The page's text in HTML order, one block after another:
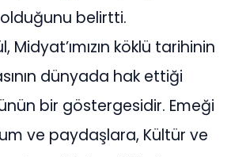
belirtti.
Midyat’ımızın köklü tarihinin
dünyada hak ettiği
bir göstergesidir. Emeği
ve paydaşlara, Kültür ve